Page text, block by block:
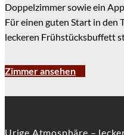
Doppelzimmer sowie ein
Für einen guten Start in den
leckeren Frühstücksbuffett
Zimmer ansehen
Urige Atmosphäre –